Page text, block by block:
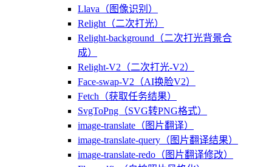
Llava（图像识别）
Relight（二次打光）
Relight-background（二次打光背景合
成）
Relight-V2（二次打光-V2）
Face-swap-V2（AI换脸V2）
Fetch（获取任务结果）
SvgToPng（SVG转PNG格式）
image-translate（图片翻译）
image-translate-query（图片翻译结果）
image-translate-redo（图片翻译修改）